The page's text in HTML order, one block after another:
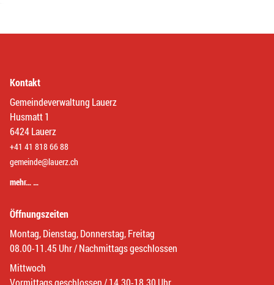
Kontakt
Gemeindeverwaltung Lauerz
Husmatt 1
6424 Lauerz
+41 41 818 66 88
gemeinde@lauerz.ch
mehr… …
Öffnungszeiten
Montag, Dienstag, Donnerstag, Freitag
08.00-11.45 Uhr / Nachmittags geschlossen
Mittwoch
Vormittags geschlossen / 14.30-18.30 Uhr